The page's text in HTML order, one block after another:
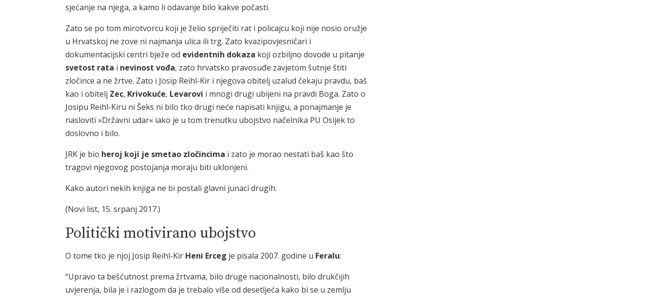
sjećanje na njega, a kamo li odavanje bilo kakve počasti.
Zato se po tom mirotvorcu koji je želio spriječiti rat i policajcu koji nije nosio oružje
u Hrvatskoj ne zove ni najmanja ulica ili trg. Zato kvazipovjesničari i
dokumentacijski centri bježe od evidentnih dokaza koji ozbiljno dovode u pitanje
svetost rata i nevinost vođa, zato hrvatsko pravosuđe zavjetom šutnje štiti
zločince a ne žrtve. Zato i Josip Reihl-Kir i njegova obitelj uzalud čekaju pravdu, baš
kao i obitelj Zec, Krivokuće, Levarovi i mnogi drugi ubijeni na pravdi Boga. Zato o
Josipu Reihl-Kiru ni Šeks ni bilo tko drugi neće napisati knjigu, a ponajmanje je
nasloviti »Državni udar« iako je u tom trenutku ubojstvo načelnika PU Osijek to
doslovno i bilo.
JRK je bio heroj koji je smetao zločincima i zato je morao nestati baš kao što
tragovi njegovog postojanja moraju biti uklonjeni.
Kako autori nekih knjiga ne bi postali glavni junaci drugih.
(Novi list, 15. srpanj 2017.)
Politički motivirano ubojstvo
O tome tko je njoj Josip Reihl-Kir Heni Erceg je pisala 2007. godine u Feralu:
“Upravo ta bešćutnost prema žrtvama, bilo druge nacionalnosti, bilo drukčijih
uvjerenja, bila je i razlogom da je trebalo više od desetljeća kako bi se u zemlju